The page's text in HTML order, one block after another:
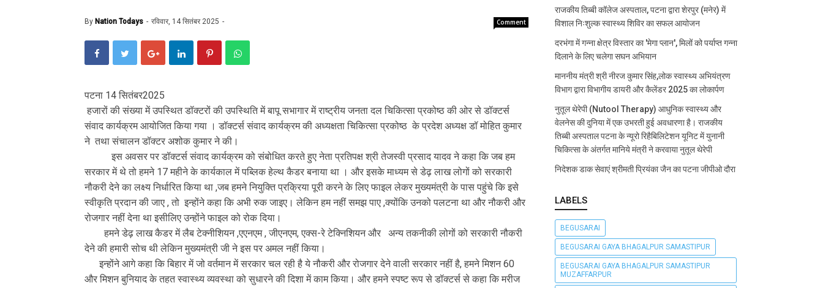
By Nation Todays रविवार, 14 सितंबर 2025 Comment
पटना 14 सितंबर2025
हजारों की संख्या में उपस्थित डॉक्टरों की उपस्थिति में बापू सभागार में राष्ट्रीय जनता दल चिकित्सा प्रकोष्ठ की ओर से डॉक्टर्स
संवाद कार्यक्रम आयोजित किया गया । डॉक्टर्स संवाद कार्यक्रम की अध्यक्षता चिकित्सा प्रकोष्ठ के प्रदेश अध्यक्ष डॉ मोहित कुमार
ने तथा संचालन डॉक्टर अशोक कुमार ने की।
इस अवसर पर डॉक्टर्स संवाद कार्यक्रम को संबोधित करते हुए नेता प्रतिपक्ष श्री तेजस्वी प्रसाद यादव ने कहा कि जब हम
सरकार में थे तो हमने 17 महीने के कार्यकाल में पब्लिक हेल्थ कैडर बनाया था । और इसके माध्यम से डेढ़ लाख लोगों को सरकारी
नौकरी देने का लक्ष्य निर्धारित किया था ,जब हमने नियुक्ति प्रक्रिया पूरी करने के लिए फाइल लेकर मुख्यमंत्री के पास पहुंचे कि इसे
स्वीकृति प्रदान की जाए , तो इन्होंने कहा कि अभी रुक जाइए। लेकिन हम नहीं समझ पाए ,क्योंकि उनको पलटना था और नौकरी और
रोजगार नहीं देना था इसीलिए उन्होंने फाइल को रोक दिया।
हमने डेढ़ लाख कैडर में लैब टेक्नीशियन ,एएनएम , जीएनएम, एक्स-रे टेक्निशियन और अन्य तकनीकी लोगों को सरकारी नौकरी
देने की हमारी सोच थी लेकिन मुख्यमंत्री जी ने इस पर अमल नहीं किया।
इन्होंने आगे कहा कि बिहार में जो वर्तमान में सरकार चल रही है ये नौकरी और रोजगार देने वाली सरकार नहीं है, हमने मिशन 60
और मिशन बुनियाद के तहत स्वास्थ्य व्यवस्था को सुधारने की दिशा में काम किया। और हमने स्पष्ट रूप से डॉक्टर्स से कहा कि मरीज
राजकीय तिब्बी कॉलेज अस्पताल, पटना द्वारा शेरपुर (मनेर) में
विशाल निःशुल्क स्वास्थ्य शिविर का सफल आयोजन
दरभंगा में गन्ना क्षेत्र विस्तार का 'मेगा प्लान', मिलों को पर्याप्त गन्ना
दिलाने के लिए चलेगा सघन अभियान
माननीय मंत्री श्री नीरज कुमार सिंह,लोक स्वास्थ्य अभियंत्रण
विभाग द्वारा विभागीय डायरी और कैलेंडर 2025 का लोकार्पण
नुतूल थेरेपी (Nutool Therapy) आधुनिक स्वास्थ्य और
वेलनेस की दुनिया में एक उभरती हुई अवधारणा है। राजकीय
तिब्बी अस्पताल पटना के न्यूरो रिहैबिलिटेशन यूनिट में युनानी
चिकित्सा के अंतर्गत मानिये मंत्री ने करवाया नुतूल थेरेपी
निदेशक डाक सेवाएं श्रीमती प्रियंका जैन का पटना जीपीओ दौरा
LABELS
BEGUSARAI
BEGUSARAI GAYA BHAGALPUR SAMASTIPUR
BEGUSARAI GAYA BHAGALPUR SAMASTIPUR
MUZAFFARPUR